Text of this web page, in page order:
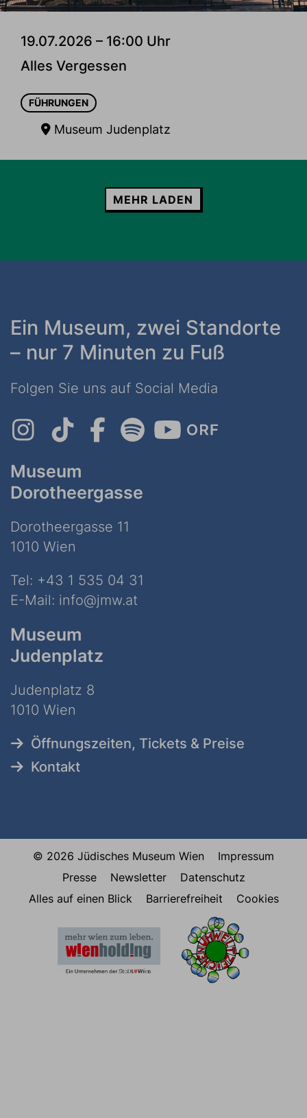
19.07.2026 – 16:00 Uhr
Alles Vergessen
FÜHRUNGEN
Museum Judenplatz
MEHR LADEN
Ein Museum, zwei Standorte
– nur 7 Minuten zu Fuß
Folgen Sie uns auf Social Media
Museum
Dorotheergasse
Dorotheergasse 11
1010 Wien
Tel: +43 1 535 04 31
E-Mail: info@jmw.at
Museum
Judenplatz
Judenplatz 8
1010 Wien
Öffnungszeiten, Tickets & Preise
Kontakt
© 2026 Jüdisches Museum Wien
Impressum
Presse
Newsletter
Datenschutz
Alles auf einen Blick
Barrierefreiheit Cookies